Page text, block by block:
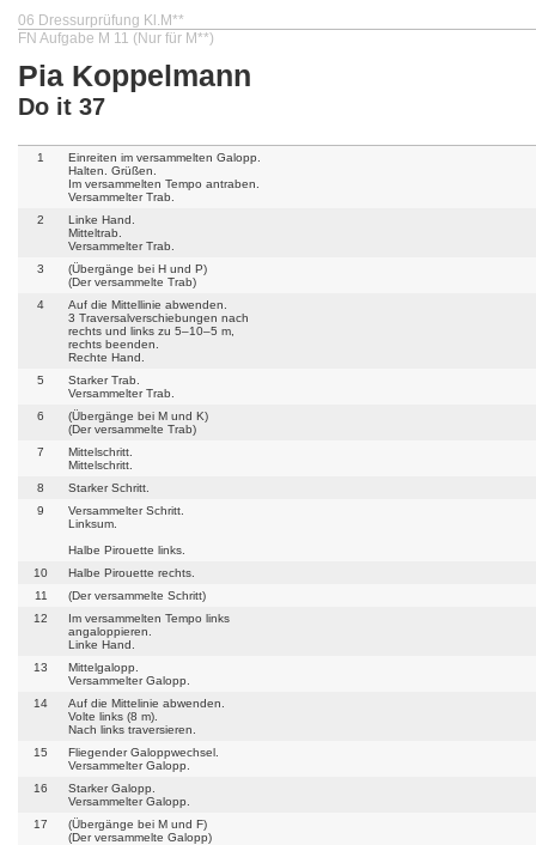
06 Dressurprüfung Kl.M**
FN Aufgabe M 11 (Nur für M**)
Pia Koppelmann
Do it 37
1
Einreiten im versammelten Galopp.
Halten. Grüßen.
Im versammelten Tempo antraben.
Versammelter Trab.
2
Linke Hand.
Mitteltrab.
Versammelter Trab.
3
(Übergänge bei H und P)
(Der versammelte Trab)
4
Auf die Mittellinie abwenden.
3 Traversalverschiebungen nach
rechts und links zu 5–10–5 m,
rechts beenden.
Rechte Hand.
5
Starker Trab.
Versammelter Trab.
6
(Übergänge bei M und K)
(Der versammelte Trab)
7
Mittelschritt.
Mittelschritt.
8
Starker Schritt.
9
Versammelter Schritt.
Linksum.
Halbe Pirouette links.
10
Halbe Pirouette rechts.
11
(Der versammelte Schritt)
12
Im versammelten Tempo links
angaloppieren.
Linke Hand.
13
Mittelgalopp.
Versammelter Galopp.
14
Auf die Mittelinie abwenden.
Volte links (8 m).
Nach links traversieren.
15
Fliegender Galoppwechsel.
Versammelter Galopp.
16
Starker Galopp.
Versammelter Galopp.
17
(Übergänge bei M und F)
(Der versammelte Galopp)